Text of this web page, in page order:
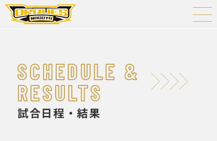
SCHEDULE &
RESULTS
試合日程・結果